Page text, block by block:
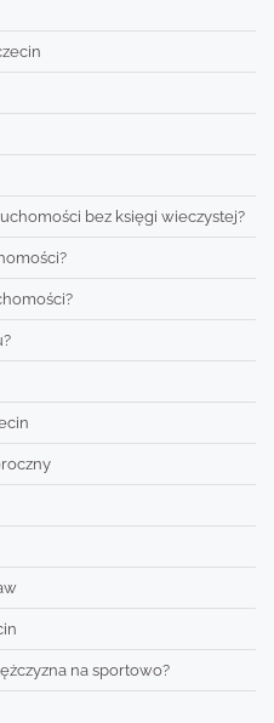
bez księgi wieczystej?
na sportowo?